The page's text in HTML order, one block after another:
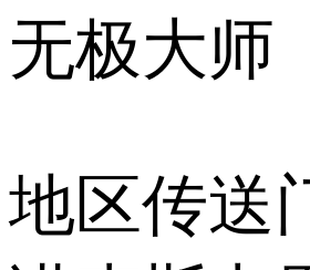
无极大师
地区传送